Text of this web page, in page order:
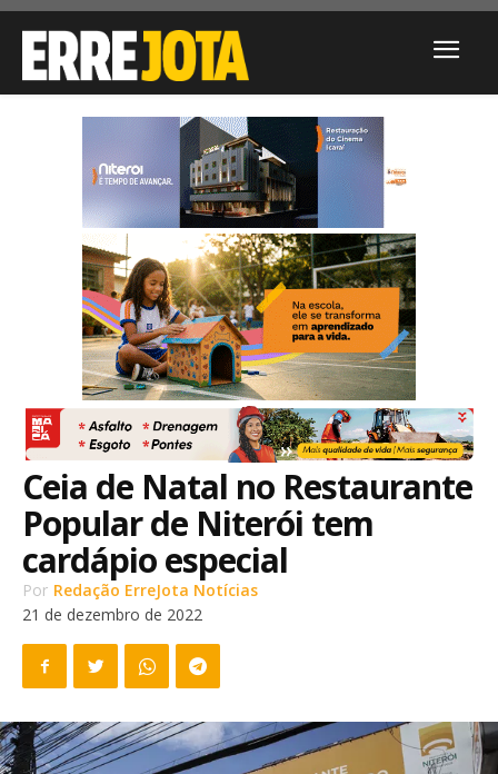
Ceia de Natal no Restaurante
Popular de Niterói tem
cardápio especial
Por Redação ErreJota Notícias
21 de dezembro de 2022